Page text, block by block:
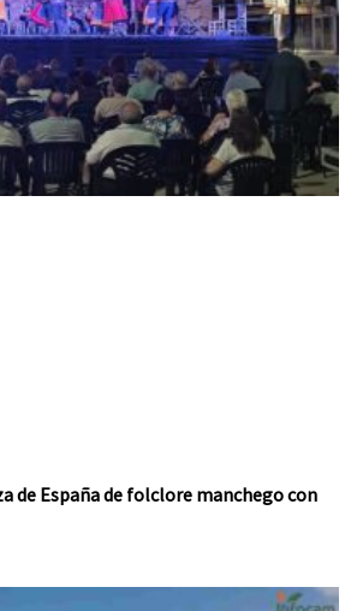
de España de folclore manchego con